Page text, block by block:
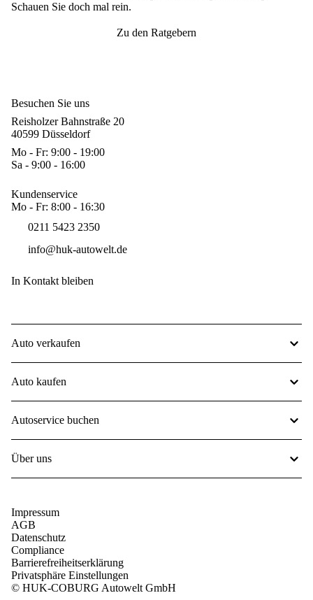
Schauen Sie doch mal rein.
Zu den Ratgebern
Besuchen Sie uns
Reisholzer Bahnstraße 20
40599 Düsseldorf
Mo - Fr: 9:00 - 19:00
Sa - 9:00 - 16:00
Kundenservice
Mo - Fr: 8:00 - 16:30
0211 5423 2350
info@huk-autowelt.de
In Kontakt bleiben
Auto verkaufen
Auto kaufen
Autoservice buchen
Über uns
Impressum
AGB
Datenschutz
Compliance
Barrierefreiheitserklärung
Privatsphäre Einstellungen
© HUK-COBURG Autowelt GmbH